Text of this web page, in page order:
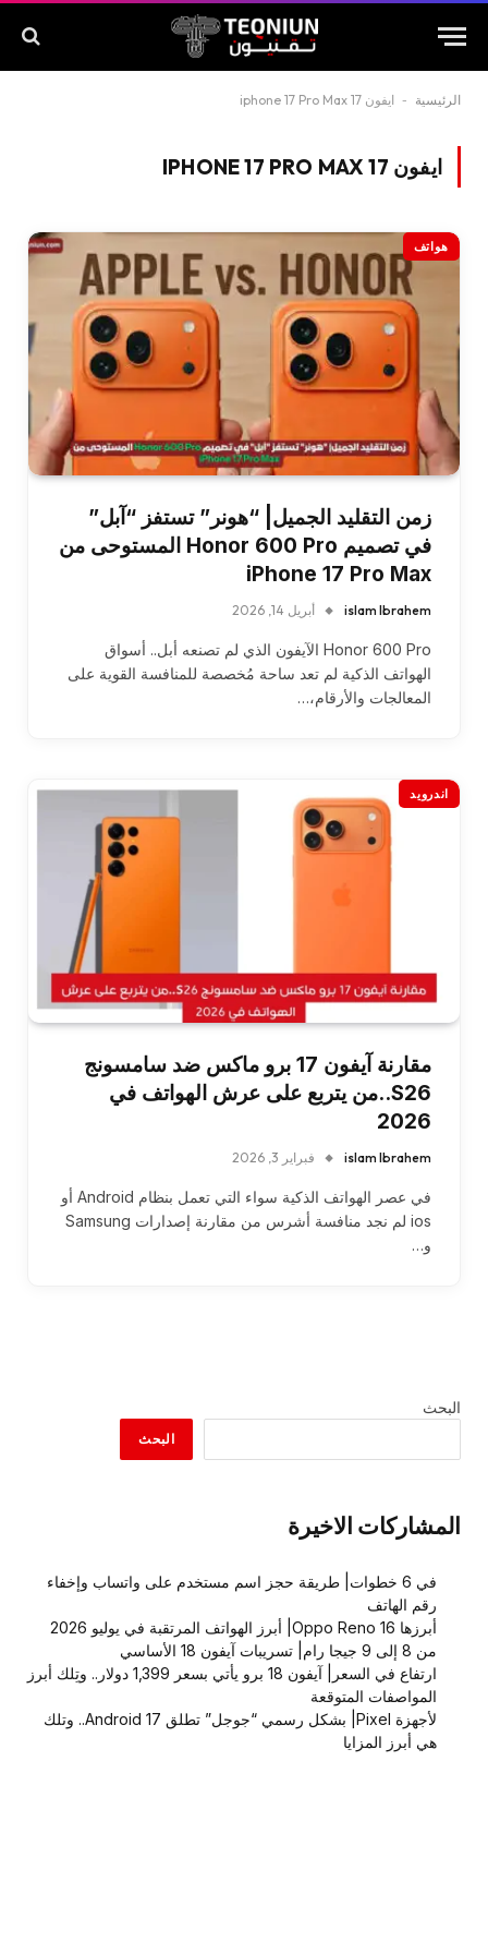
الرئيسية - ايفون 17 iphone 17 Pro Max
ايفون 17 IPHONE 17 PRO MAX
هواتف
زمن التقليد الجميل| “هونر” تستفز “آبل”
في تصميم Honor 600 Pro المستوحى من
iPhone 17 Pro Max
islam Ibrahem أبريل 14, 2026
Honor 600 Pro الآيفون الذي لم تصنعه أبل.. أسواق
الهواتف الذكية لم تعد ساحة مُخصصة للمنافسة القوية على
المعالجات والأرقام،…
اندرويد
مقارنة آيفون 17 برو ماكس ضد سامسونج
S26..من يتربع على عرش الهواتف في
2026
islam Ibrahem فبراير 3, 2026
في عصر الهواتف الذكية سواء التي تعمل بنظام Android أو
ios لم نجد منافسة أشرس من مقارنة إصدارات Samsung
و…
البحث
البحث
المشاركات الاخيرة
في 6 خطوات| طريقة حجز اسم مستخدم على واتساب وإخفاء
رقم الهاتف
أبرزها Oppo Reno 16| أبرز الهواتف المرتقبة في يوليو 2026
من 8 إلى 9 جيجا رام| تسريبات آيفون 18 الأساسي
ارتفاع في السعر| آيفون 18 برو يأتي بسعر 1,399 دولار.. وتِلك أبرز
المواصفات المتوقعة
لأجهزة Pixel| بشكل رسمي “جوجل” تطلق Android 17.. وتلك
هي أبرز المزايا